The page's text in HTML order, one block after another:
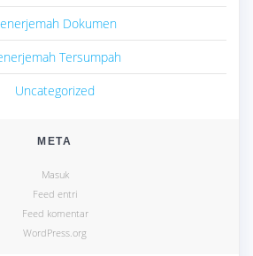
Dokumen
Tersumpah
Uncategorized
META
Masuk
Feed entri
Feed komentar
WordPress.org